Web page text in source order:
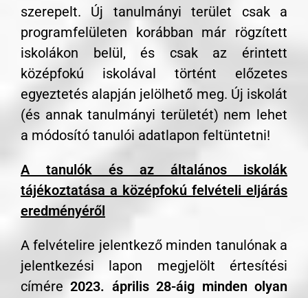
szerepelt. Új tanulmányi terület csak a
programfelületen korábban már rögzített
iskolákon belül, és csak az érintett
középfokú iskolával történt előzetes
egyeztetés alapján jelölhető meg. Új iskolát
(és annak tanulmányi területét) nem lehet
a módosító tanulói adatlapon feltüntetni!
A tanulók és az általános iskolák
tájékoztatása a középfokú felvételi eljárás
eredményéről
A felvételire jelentkező minden tanulónak a
jelentkezési lapon megjelölt értesítési
címére2023. április 28-áig minden olyan